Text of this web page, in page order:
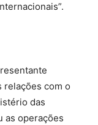
relações com o
das
as operações